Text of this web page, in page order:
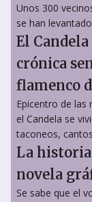
Unos 300
se han
El
crónica
flamenco
Epicentro de las
el Candela se
taconeos,
La
novela
Se sabe que el